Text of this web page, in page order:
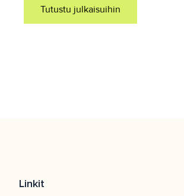
Tutustu julkaisuihin
Linkit